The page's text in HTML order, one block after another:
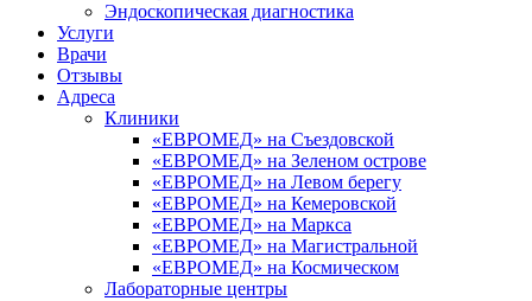
Эндоскопическая диагностика
Услуги
Врачи
Отзывы
Адреса
Клиники
«ЕВРОМЕД» на Съездовской
«ЕВРОМЕД» на Зеленом острове
«ЕВРОМЕД» на Левом берегу
«ЕВРОМЕД» на Кемеровской
«ЕВРОМЕД» на Маркса
«ЕВРОМЕД» на Магистральной
«ЕВРОМЕД» на Космическом
Лабораторные центры